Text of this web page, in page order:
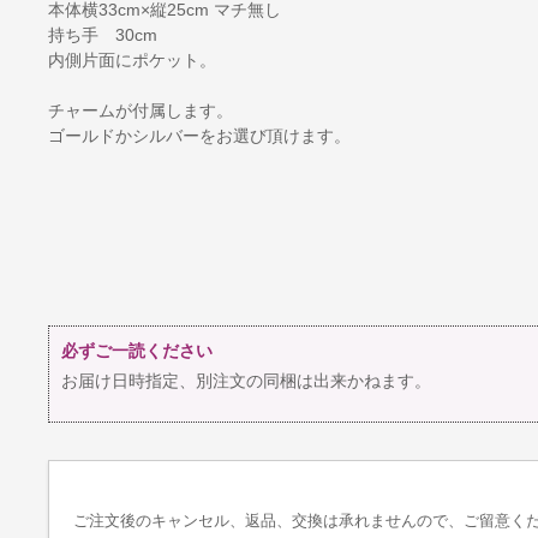
本体横33cm×縦25cm マチ無し
持ち手 30cm
内側片面にポケット。
チャームが付属します。
ゴールドかシルバーをお選び頂けます。
必ずご一読ください
お届け日時指定、別注文の同梱は出来かねます。
ご注文後のキャンセル、返品、交換は承れませんので、ご留意く